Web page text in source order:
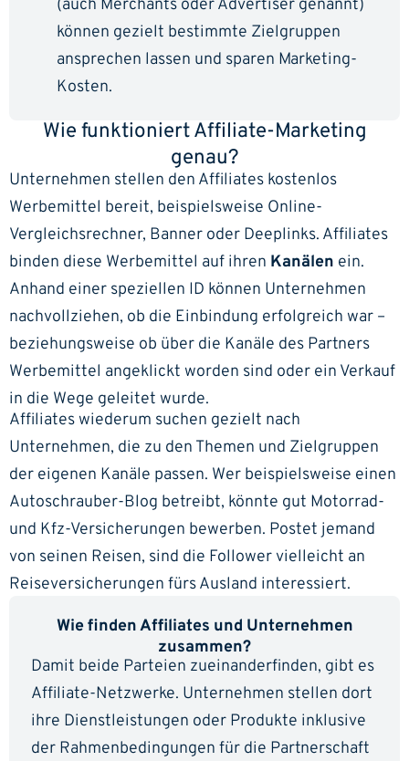
(auch Merchants oder Advertiser genannt)
können gezielt bestimmte Zielgruppen
ansprechen lassen und sparen Marketing-
Kosten.
Wie funktioniert Affiliate-Marketing
genau?
Unternehmen stellen den Affiliates kostenlos
Werbemittel bereit, beispielsweise Online-
Vergleichsrechner, Banner oder Deeplinks. Affiliates
binden diese Werbemittel auf ihren Kanälen ein.
Anhand einer speziellen ID können Unternehmen
nachvollziehen, ob die Einbindung erfolgreich war –
beziehungsweise ob über die Kanäle des Partners
Werbemittel angeklickt worden sind oder ein Verkauf
in die Wege geleitet wurde.
Affiliates wiederum suchen gezielt nach
Unternehmen, die zu den Themen und Zielgruppen
der eigenen Kanäle passen. Wer beispielsweise einen
Autoschrauber-Blog betreibt, könnte gut Motorrad-
und Kfz-Versicherungen bewerben. Postet jemand
von seinen Reisen, sind die Follower vielleicht an
Reiseversicherungen fürs Ausland interessiert.
Wie finden Affiliates und Unternehmen
zusammen?
Damit beide Parteien zueinanderfinden, gibt es
Affiliate-Netzwerke. Unternehmen stellen dort
ihre Dienstleistungen oder Produkte inklusive
der Rahmenbedingungen für die Partnerschaft